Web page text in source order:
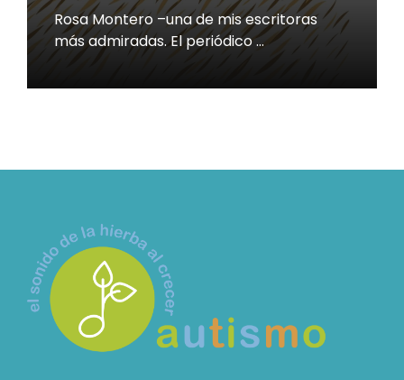
Rosa Montero –una de mis escritoras
más admiradas. El periódico …